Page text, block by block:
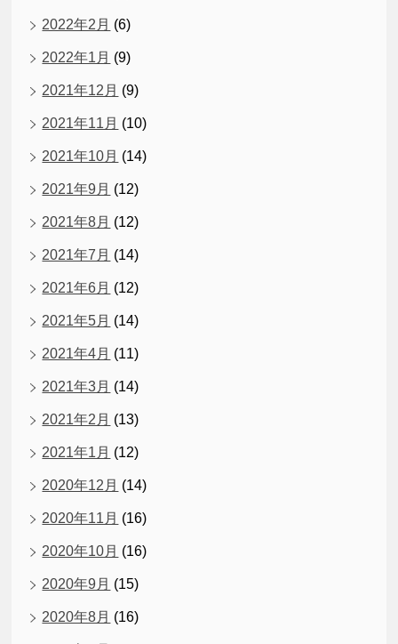
2022年2月 (6)
2022年1月 (9)
2021年12月 (9)
2021年11月 (10)
2021年10月 (14)
2021年9月 (12)
2021年8月 (12)
2021年7月 (14)
2021年6月 (12)
2021年5月 (14)
2021年4月 (11)
2021年3月 (14)
2021年2月 (13)
2021年1月 (12)
2020年12月 (14)
2020年11月 (16)
2020年10月 (16)
2020年9月 (15)
2020年8月 (16)